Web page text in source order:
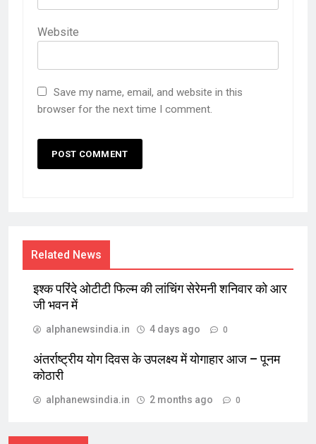
Website
Save my name, email, and website in this
browser for the next time I comment.
Related News
इश्क परिंदे ओटीटी फिल्म की लांचिंग सेरेमनी शनिवार को आर
जी भवन में
alphanewsindia.in 4 days ago 0
अंतर्राष्ट्रीय योग दिवस के उपलक्ष्य में योगाहार आज – पूनम
कोठारी
alphanewsindia.in 2 months ago 0